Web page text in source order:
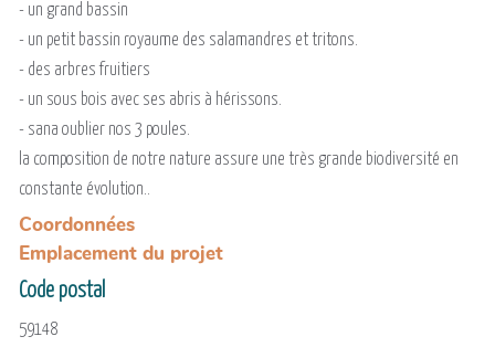
- un grand bassin
- un petit bassin royaume des salamandres et tritons.
- des arbres fruitiers
- un sous bois avec ses abris à hérissons.
- sana oublier nos 3 poules.
la composition de notre nature assure une très grande biodiversité en
constante évolution..
Coordonnées
Emplacement du projet
Code postal
59148